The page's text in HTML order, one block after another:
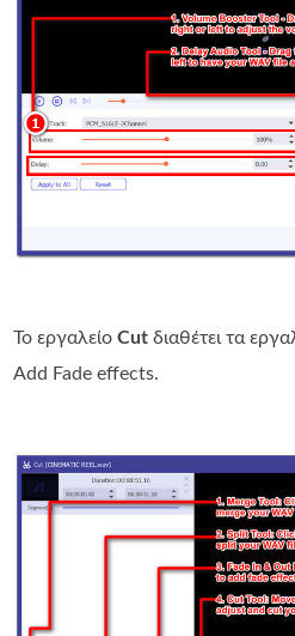
Το εργαλείοCut διαθέτει τα
Add Fade effects.